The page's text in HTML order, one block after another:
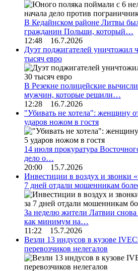
В Кедайнском районе Литвы
гражданин Польши, который…
12:48 16.7.2026
Дуэт поджигателей уничтожил
тысяч евро
В Резекне полицейские
мужчин, которые решили…
12:28 16.7.2026
"Убивать не хотела": женщину
ударов ножом в гостя
14 июля прокуратура
дело о…
20:00 15.7.2026
Инвестиции в воздух и звонки
7 дней отдали мошенникам
За неделю жители Латвии снова
как минимум на…
11:22 15.7.2026
Везли 13 индусов в кузове
перевозчиков нелегалов